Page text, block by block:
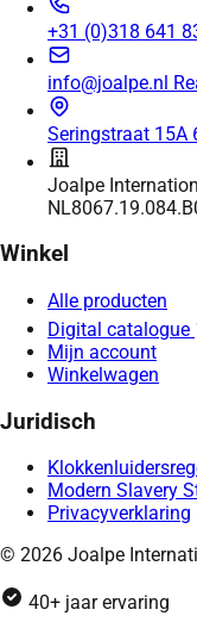
+31 (0)318 641
info@joalpe.nl
Seringstraat 15A
Joalpe
Winkel
Alle producten
Digital catalogue
Mijn account
Winkelwagen
Juridisch
Modern Slavery
Privacyverklaring
© 2026 Joalpe
40+ jaar ervaring